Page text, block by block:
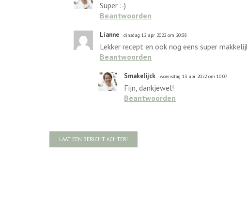
Super :-)
Beantwoorden
Lianne dinsdag 12 apr 2022 om 20:38
Lekker recept en ook nog eens super
Beantwoorden
Smakelijck woensdag 13 apr 2022 om 10:07
Fijn, dankjewel!
Beantwoorden
LAAT EEN BERICHT ACHTER!